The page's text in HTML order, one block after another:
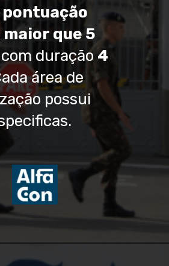
pontuação
que 5
duração4
área de
possui